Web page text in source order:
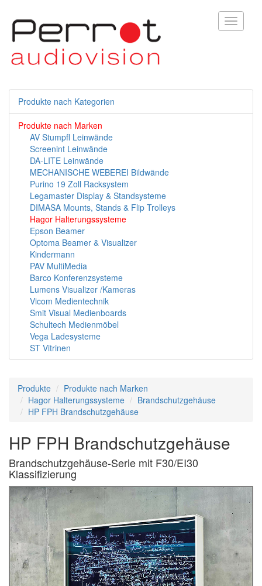
Toggle
Produkte nach Kategorien
Produkte nach Marken
AV Stumpfl Leinwände
Screenint Leinwände
DA-LITE Leinwände
MECHANISCHE WEBEREI Bildwände
Purino 19 Zoll Racksystem
Legamaster Display & Standsysteme
DIMASA Mounts, Stands & Flip Trolleys
Hagor Halterungssysteme
Epson Beamer
Optoma Beamer & Visualizer
Kindermann
PAV MultiMedia
Barco Konferenzsysteme
Lumens Visualizer /Kameras
Vicom Medientechnik
Smit Visual Medienboards
Schultech Medienmöbel
Vega Ladesysteme
ST Vitrinen
Produkte
Produkte nach Marken
Hagor Halterungssysteme
Brandschutzgehäuse
HP FPH Brandschutzgehäuse
HP FPH Brandschutzgehäuse
Brandschutzgehäuse-Serie mit F30/EI30
Klassifizierung